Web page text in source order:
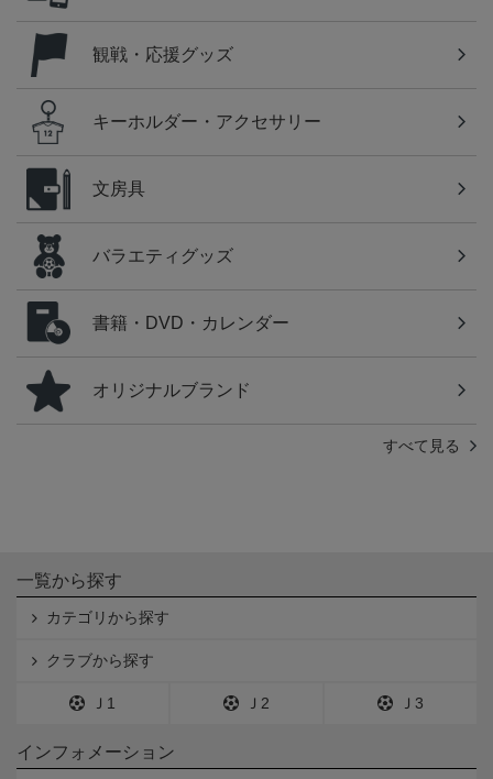
観戦・応援グッズ
キーホルダー・アクセサリー
文房具
バラエティグッズ
書籍・DVD・カレンダー
オリジナルブランド
すべて見る
一覧から探す
カテゴリから探す
クラブから探す
Ｊ1 Ｊ2 Ｊ3
インフォメーション